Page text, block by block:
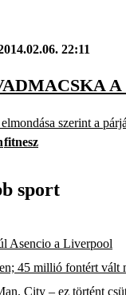
22:11
A
szerint a
fitnesz
sport
Asencio a Liverpool
45 millió fontért vált
City – ez történt